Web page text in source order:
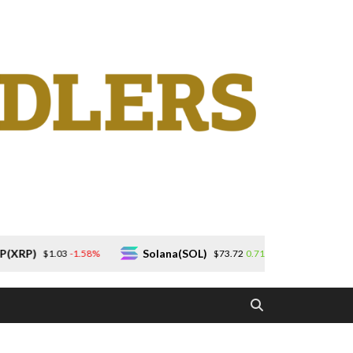
Solana(SOL) $73.72 0.71% TRON(TRX)